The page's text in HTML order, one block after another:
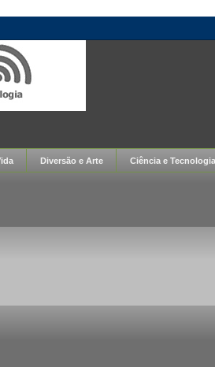
Diversão e Arte Ciência e Tecnologia